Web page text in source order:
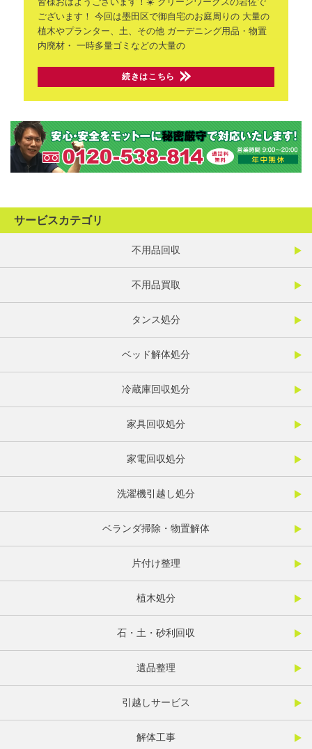
ございます！ 今回は墨田区で御自宅のお庭周りの大量の
植木やプランター、土、その他ガーデニング用品・物置
内廃材・ 一時多量ゴミなどの大量の
続きはこちら
サービスカテゴリ
不用品回収
不用品買取
タンス処分
ベッド解体処分
冷蔵庫回収処分
家具回収処分
家電回収処分
洗濯機引越し処分
ベランダ掃除・物置解体
片付け整理
植木処分
石・土・砂利回収
遺品整理
引越しサービス
解体工事